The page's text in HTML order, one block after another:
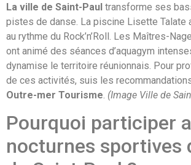
La ville de Saint-Paul transforme ses
pistes de danse. La piscine Lisette Talate
au rythme du Rock’n’Roll. Les Maîtres-
ont animé des séances d’aquagym
dynamise le territoire réunionnais. Pour
de ces activités, suis les
Outre-mer Tourisme. (Image Ville de
Pourquoi participer
nocturnes sportives